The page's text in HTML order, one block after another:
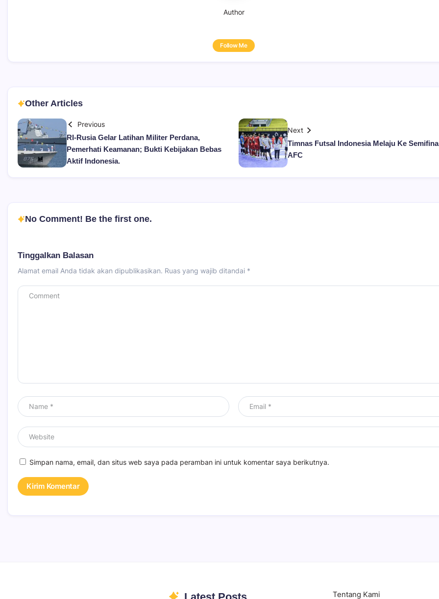
Author
Follow Me
Other Articles
Previous
RI-Rusia Gelar Latihan Militer Perdana,
Pemerhati Keamanan; Bukti Kebijakan Bebas
Aktif Indonesia.
Next
Timnas Futsal Indonesia Melaju Ke
AFC
No Comment! Be the first one.
Tinggalkan Balasan
Alamat email Anda tidak akan dipublikasikan. Ruas yang wajib ditandai *
Simpan nama, email, dan situs web saya pada peramban ini untuk komentar saya berikutnya.
Latest Posts Tentang Kami